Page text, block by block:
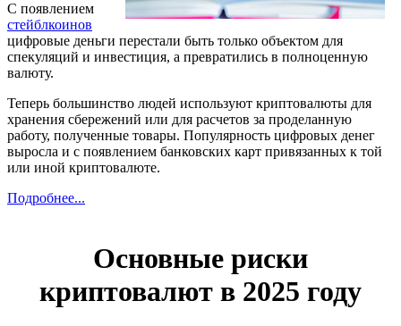
С появлением
стейблкоинов
цифровые деньги перестали быть только объектом для
спекуляций и инвестиция, а превратились в полноценную
валюту.
Теперь большинство людей используют криптовалюты для
хранения сбережений или для расчетов за проделанную
работу, полученные товары. Популярность цифровых денег
выросла и с появлением банковских карт привязанных к той
или иной криптовалюте.
Подробнее...
Основные риски
криптовалют в 2025 году